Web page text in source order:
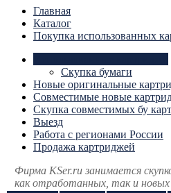
Главная
Каталог
Покупка использованных
Скупка бумаги
Новые оригинальные
Совместимые новые
Скупка совместимых бу
Выезд
Работа с регионами России
Продажа картриджей
Фирма KSer.ru занимается
как отработанных, так и